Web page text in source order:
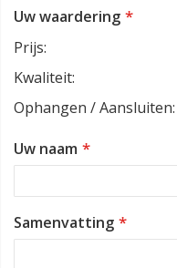
Uw waardering
Prijs
Kwaliteit
Ophangen / Aansluiten
Uw naam
Samenvatting